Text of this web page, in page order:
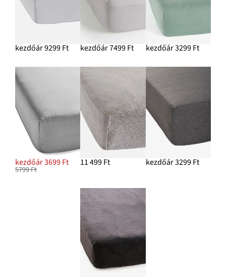
kezdőár 9299 Ft kezdőár 7499 Ft kezdőár 3299 Ft
kezdőár 3699 Ft
5799 Ft
11 499 Ft kezdőár 3299 Ft